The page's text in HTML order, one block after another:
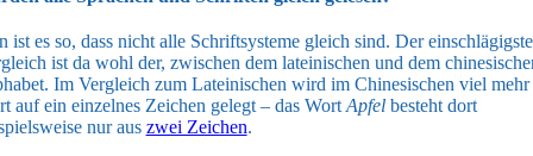
ist es so, dass nicht alle Schriftsysteme gleich sind. Der einschlägigste
ist da wohl der, zwischen dem lateinischen und dem
Im Vergleich zum Lateinischen wird im Chinesischen viel mehr
auf ein einzelnes Zeichen gelegt – das Wort Apfelbesteht dort
nur aus zwei Zeichen.